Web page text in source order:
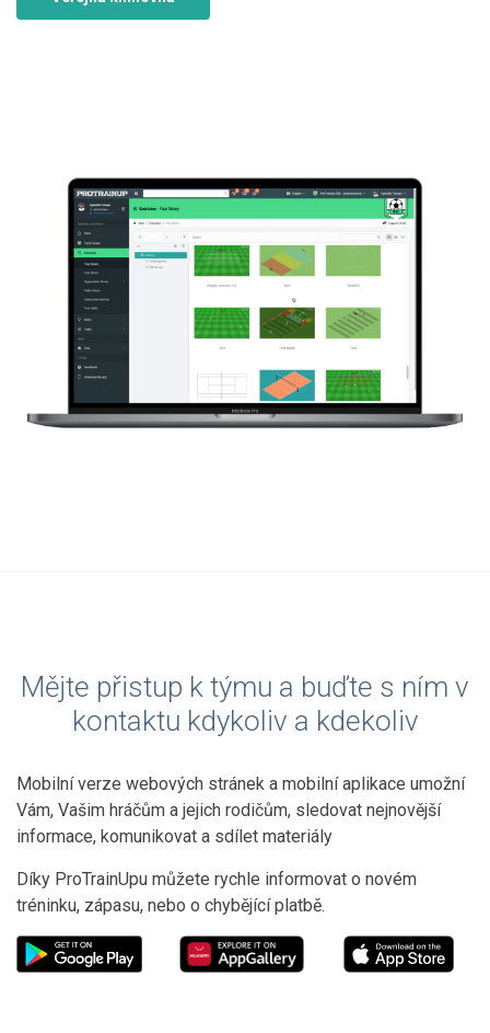
Mějte přistup k týmu a buďte s ním v
kontaktu kdykoliv a kdekoliv
Mobilní verze webových stránek a mobilní aplikace umožní
Vám, Vašim hráčům a jejich rodičům, sledovat nejnovější
informace, komunikovat a sdílet materiály
Díky ProTrainUpu můžete rychle informovat o novém
tréninku, zápasu, nebo o chybějící platbě.